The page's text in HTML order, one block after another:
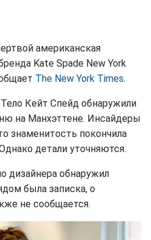
американская
Kate Spade New York
The New York Times.
Кейт Спейд обнаружили
на Манхэттене. Инсайдеры
знаменитость покончила
детали уточняются.
дизайнера обнаружил
была записка, о
не сообщается.